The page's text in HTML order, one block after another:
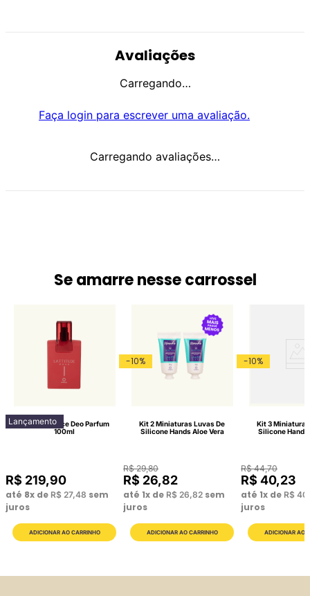
Avaliações
Carregando…
Faça login para escrever uma avaliação.
Carregando avaliações…
Se amarre nesse carrossel
Lançamento
Lattitude Race Deo Parfum
100ml
R$ 219,90
até 8x de R$ 27,48 sem
juros
-10%
Kit 2 Miniaturas Luvas De
Silicone Hands Aloe Vera
R$ 29,80
R$ 26,82
até 1x de R$ 26,82 sem
juros
-10%
Kit 3
Silicone Hands
R$ 44,70
R$ 40,23
até 1x de R$ 40
juros